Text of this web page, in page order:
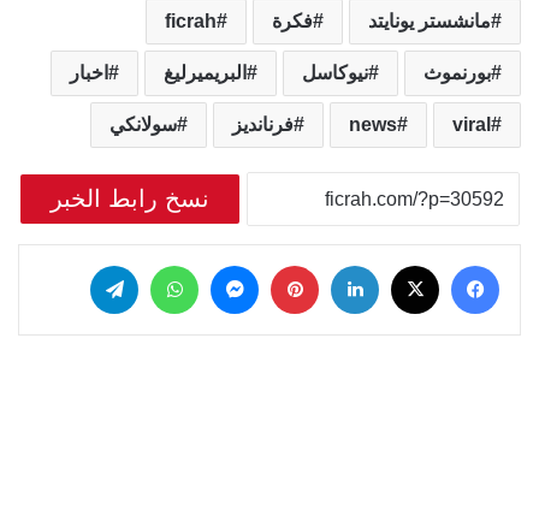
مانشستر يونايتد فكرة ficrah
بورنموث نيوكاسل البريميرليغ اخبار
viral
news فرنانديز سولانكي
نسخ رابط الخبر
فيسبوك لينكدإن بينتيريست
ماسنجر واتساب